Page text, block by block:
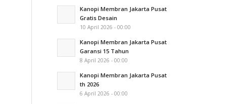
Kanopi Membran Jakarta Pusat
Gratis Desain
10 April 2026 - 00:00
Kanopi Membran Jakarta Pusat
Garansi 15 Tahun
8 April 2026 - 00:00
Kanopi Membran Jakarta Pusat
th 2026
6 April 2026 - 00:00